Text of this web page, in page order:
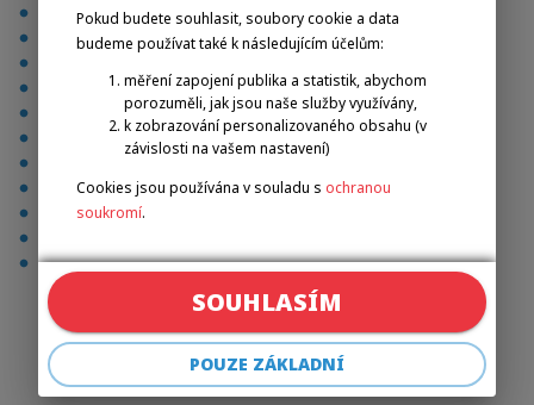
boccia
cyklistika
lukostřelba
tenis na vozíku
fitness
torball
Pokud budete souhlasit, soubory cookie a data
budeme používat také k následujícím účelům:
měření zapojení publika a statistik, abychom
porozuměli, jak jsou naše služby využívány,
k zobrazování personalizovaného obsahu (v
závislosti na vašem nastavení)
Cookies jsou používána v souladu s ochranou
soukromí.
POUZE ZÁKLADNÍ
SOUHLASÍM